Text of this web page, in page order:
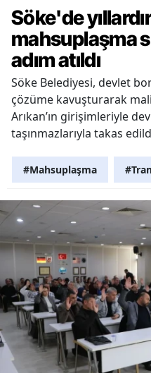
Söke'de
mahsuplaşma
adım atıldı
Söke Belediyesi, devlet
çözüme kavuşturarak
Arıkan’ın girişimleriyle
taşınmazlarıyla takas
#Mahsuplaşma